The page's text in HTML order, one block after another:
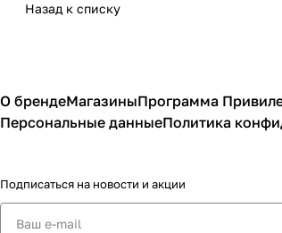
Назад к списку
О брендеМагазиныПрограмма
Персональные данныеПолитика
Подписаться на новости и акции